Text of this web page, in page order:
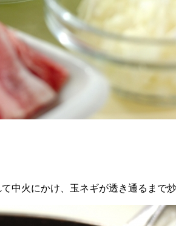
中火にかけ、玉ネギが透き通るまで